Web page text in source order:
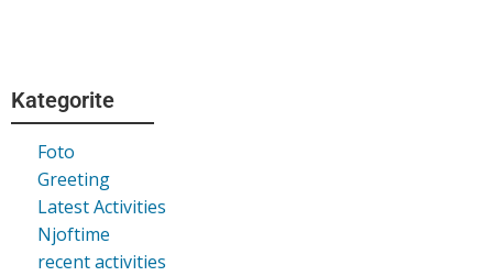
Kategorite
Foto
Greeting
Latest Activities
Njoftime
recent activities